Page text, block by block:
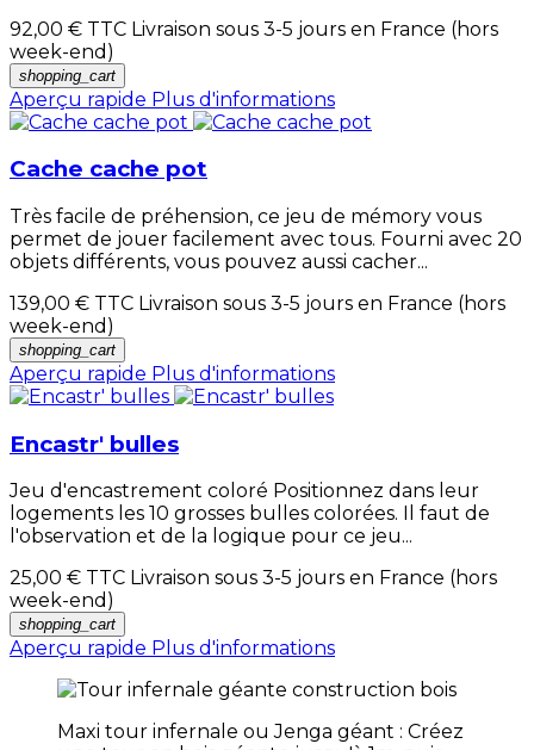
92,00 € TTC Livraison sous 3-5 jours en France (hors
week-end)
shopping_cart
Aperçu rapide Plus d'informations
Cache cache pot
Très facile de préhension, ce jeu de mémory vous
permet de jouer facilement avec tous. Fourni avec 20
objets différents, vous pouvez aussi cacher...
139,00 € TTC Livraison sous 3-5 jours en France (hors
week-end)
shopping_cart
Aperçu rapide Plus d'informations
Encastr' bulles
Jeu d'encastrement coloré Positionnez dans leur
logements les 10 grosses bulles colorées. Il faut de
l'observation et de la logique pour ce jeu...
25,00 € TTC Livraison sous 3-5 jours en France (hors
week-end)
shopping_cart
Aperçu rapide Plus d'informations
Maxi tour infernale ou Jenga géant : Créez